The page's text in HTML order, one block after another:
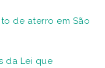
de aterro em São
da Lei que